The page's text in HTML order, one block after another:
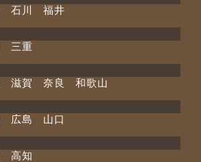
石川 福井
三重
滋賀 奈良 和歌山
広島 山口
高知